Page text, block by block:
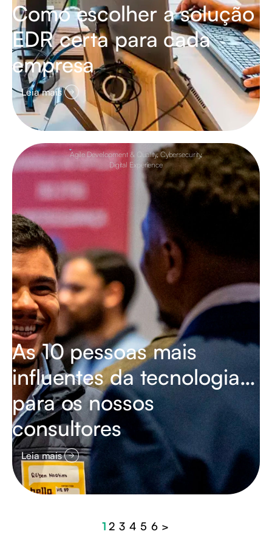
Como escolher a solução
EDR certa para cada
empresa
Leia mais
Agile Development & Quality,Cybersecurity,
Digital Experience
As 10 pessoas mais
influentes da tecnologia…
para os nossos
consultores
Leia mais
1 2 3 4 5 6 >